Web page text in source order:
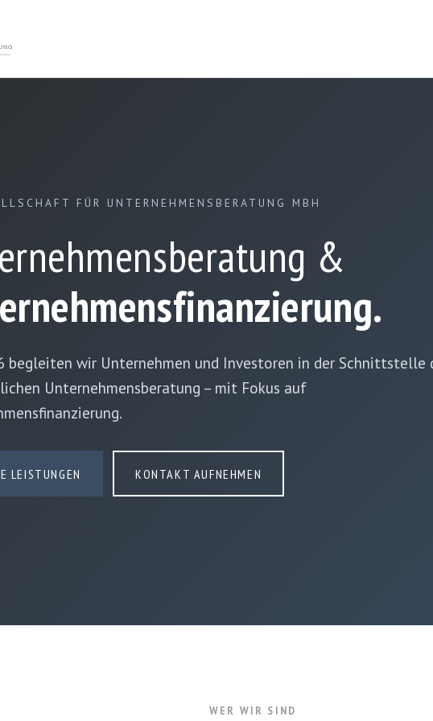
FÜR UNTERNEHMENSBERATUNG MBH
&
begleiten wir Unternehmen und Investoren in der Schnittstelle
Unternehmens­beratung – mit Fokus auf
LEISTUNGEN KONTAKT AUFNEHMEN
WER WIR SIND